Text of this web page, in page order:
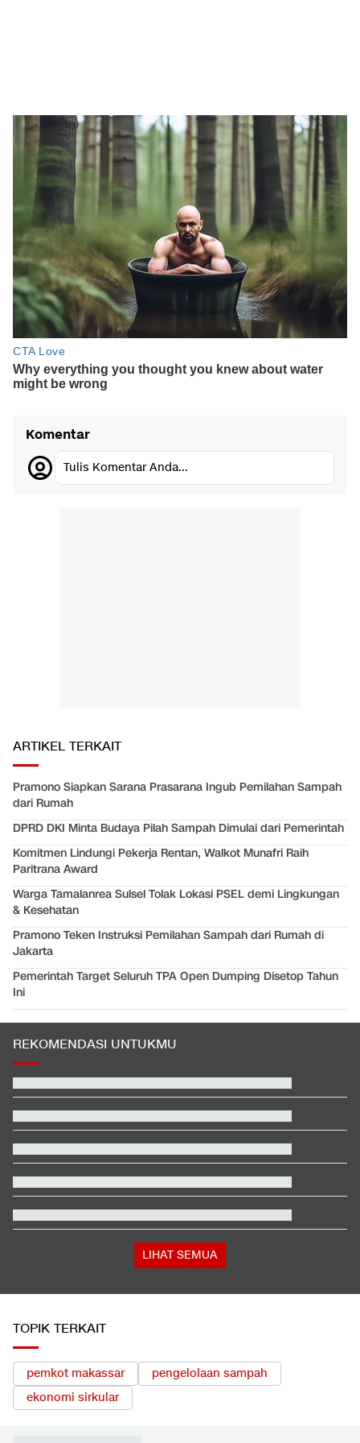
Komentar
Tulis Komentar Anda...
ARTIKEL TERKAIT
Pramono Siapkan Sarana Prasarana Ingub Pemilahan Sampah
dari Rumah
DPRD DKI Minta Budaya Pilah Sampah Dimulai dari Pemerintah
Komitmen Lindungi Pekerja Rentan, Walkot Munafri Raih
Paritrana Award
Warga Tamalanrea Sulsel Tolak Lokasi PSEL demi Lingkungan
& Kesehatan
Pramono Teken Instruksi Pemilahan Sampah dari Rumah di
Jakarta
Pemerintah Target Seluruh TPA Open Dumping Disetop Tahun
Ini
REKOMENDASI UNTUKMU
LIHAT SEMUA
TOPIK TERKAIT
pemkot makassar
pengelolaan sampah
ekonomi sirkular